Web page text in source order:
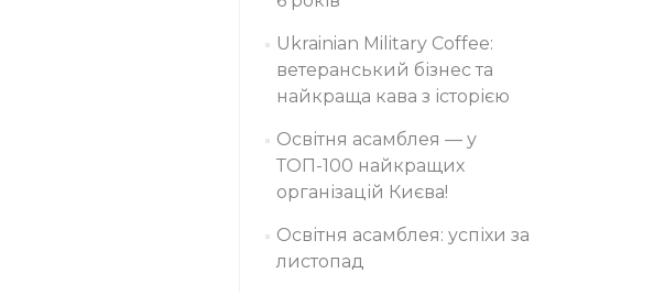
Ukrainian Military Coffee:
ветеранський бізнес та
найкраща кава з історією
Освітня асамблея — у
ТОП-100 найкращих
організацій Києва!
Освітня асамблея: успіхи за
листопад